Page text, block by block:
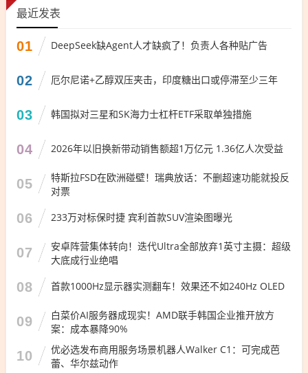
最近发表
01 DeepSeek缺Agent人才缺疯了！负责人各种贴广告
02 厄尔尼诺+乙醇双压夹击，印度糖出口或停滞至少三年
03 韩国拟对三星和SK海力士杠杆ETF采取单独措施
04 2026年以旧换新带动销售额超1万亿元 1.36亿人次受益
05
特斯拉FSD在欧洲碰壁！瑞典放话：不删超速功能就投反
对票
06 233万对标保时捷 宾利首款SUV渲染图曝光
07
安卓阵营集体转向！迭代Ultra全部放弃1英寸主摄：超级
大底成行业绝唱
08 首款1000Hz显示器实测翻车！效果还不如240Hz OLED
09
白菜价AI服务器成现实！AMD联手韩国企业推开放方
案：成本暴降90%
10
优必选发布商用服务场景机器人Walker C1：可完成芭
蕾、华尔兹动作